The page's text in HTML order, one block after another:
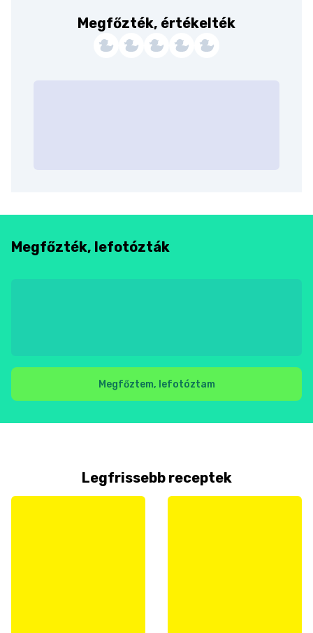
Megfőzték, értékelték
Megfőzték, lefotózták
Megfőztem, lefotóztam
Legfrissebb receptek